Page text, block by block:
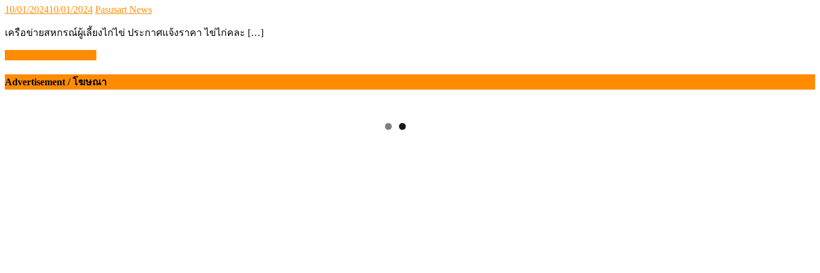
Posted
10/01/202410/01/2024 Author
Pasusart News
เครือข่ายสหกรณ์ผู้เลี้ยงไก่ไข่ ประกาศแจ้งราคา ไข่ไก่คละ […]
แนะแนว
เรื่อง
Advertisement / โฆษณา